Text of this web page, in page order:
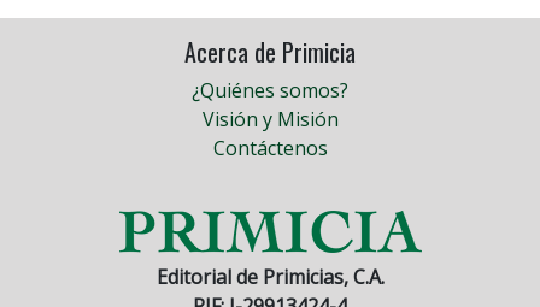
Acerca de Primicia
¿Quiénes somos?
Visión y Misión
Contáctenos
Editorial de Primicias, C.A.